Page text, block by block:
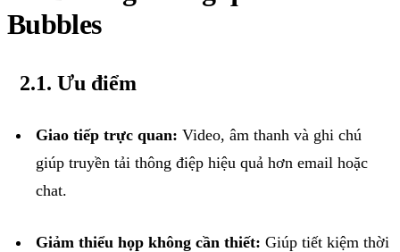
Bubbles
2.1.Ưu điểm
Giao tiếp trực quan: Video, âm thanh và ghi chú
giúp truyền tải thông điệp hiệu quả hơn email hoặc
chat.
Giảm thiểu họp không cần thiết: Giúp tiết kiệm thời